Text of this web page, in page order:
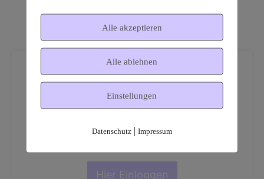
Dies ist ein geschützter
Mitgliederbereich!
Hier Einloggen
Alle akzeptieren
Alle ablehnen
Einstellungen
Datenschutz| Impressum